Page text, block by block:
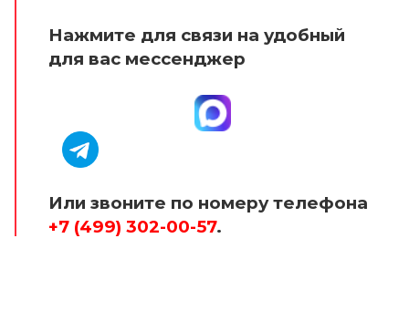
Нажмите для связи на удобный
для вас мессенджер
Или звоните по номеру телефона
+7 (499) 302-00-57.